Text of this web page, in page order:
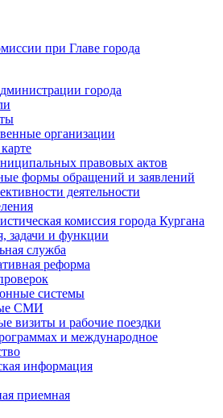
при Главе города
города
организации
правовых актов
формы обращений и заявлений
деятельности
комиссия города Кургана
задачи и функции
служба
реформа
системы
СМИ
визиты и рабочие поездки
и международное
информация
приемная